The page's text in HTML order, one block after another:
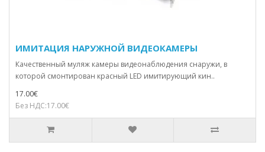
ИМИТАЦИЯ НАРУЖНОЙ ВИДЕОКАМЕРЫ
Качественный муляж камеры видеонаблюдения снаружи, в
которой смонтирован красный LED имитирующий кин..
17.00€
Без НДС:17.00€